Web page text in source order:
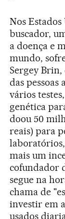
Nos
buscador,
a doença e
mundo,
Sergey
das
vários
genética
doou 50
reais) para
mais um
cofundador
segue na
chama de
investir em
usados